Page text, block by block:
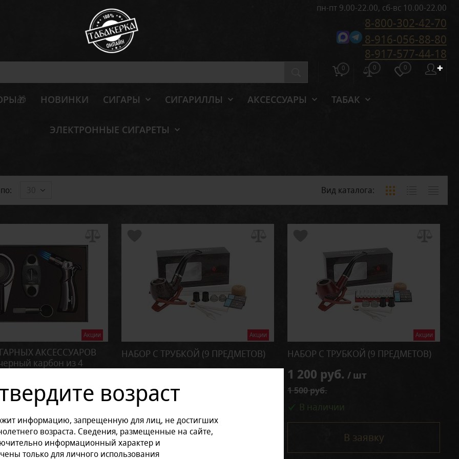
пн-пт 9.00-22.00, сб-вс 10.00-22.00
8-800-302-42-70
8-916-056-88-80
8-917-577-44-18
0 0 0 ✚
НОВИНКИ СИГАРЫ СИГАРИЛЛЫ АКСЕССУАРЫ ТАБАК
ЭЛЕКТРОННЫЕ СИГАРЕТЫ
возраст
информацию, запрещенную для лиц, не достигших
возраста. Сведения, размещенные на сайте,
информационный характер и
только для личного использования
Вид каталога:
Акции
АКСЕССУАРОВ
карбон из 4
/ шт
Акции
НАБОР С ТРУБКОЙ (9 ПРЕДМЕТОВ)
1 200 руб.
1 500 руб.
В наличии
В заявку
Акции
НАБОР С ТРУБКОЙ (9 ПРЕДМЕТОВ)
1 200 руб. / шт
1 500 руб.
В наличии
В заявку